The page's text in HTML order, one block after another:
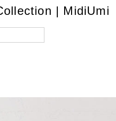
| MidiUmi